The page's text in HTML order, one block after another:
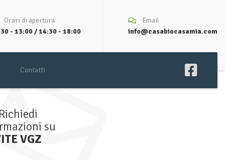
Orari di apertura
- 13:00 / 14:30 - 18:00
Email
info@casabiocasamia.com
Contatti
Richiedi
su
VGZ